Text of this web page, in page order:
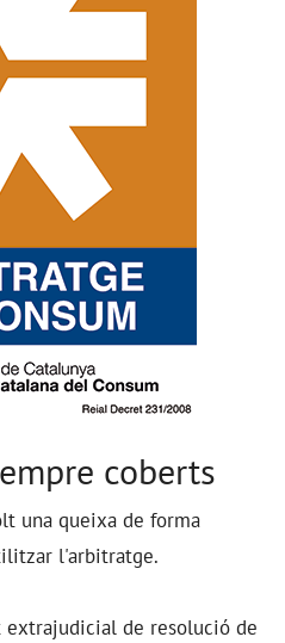
coberts
una queixa de forma
l'arbitratge.
extrajudicial de resolució de